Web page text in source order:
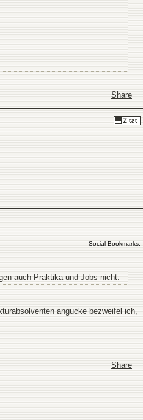
Share
Social Bookmarks:
auch Praktika und Jobs nicht.
angucke bezweifel ich,
Share